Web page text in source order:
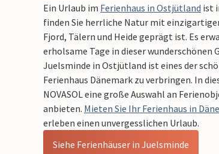
Ein Urlaub im Ferienhaus in Ostjütland ist
finden Sie herrliche Natur mit
Fjord, Tälern und Heide geprägt ist. Es
erholsame Tage in dieser wunderschönen
Juelsminde in Ostjütland ist eines der
Ferienhaus Dänemark zu verbringen. In
NOVASOL eine große Auswahl an
anbieten. Mieten Sie Ihr Ferienhaus in
erleben einen unvergesslichen Urlaub.
Siehe Ferienhäuser in Juelsminde